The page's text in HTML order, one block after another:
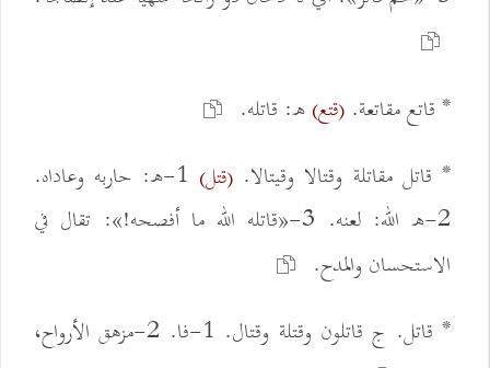
* قاتع مقاتعة. (قتع)ه: قاتله.
* قاتل مقاتلة وقتالا وقيتالا.(قتل)
1-ه: حاربه وعاداه.
2-ه الله: لعنه. 3-«قاتله الله ما أفصحه!»: تقال في
الاستحسان والمدح.
* قاتل. ج قاتلون وقتلة وقتال. 1-فا. 2-مزهق الأرواح،